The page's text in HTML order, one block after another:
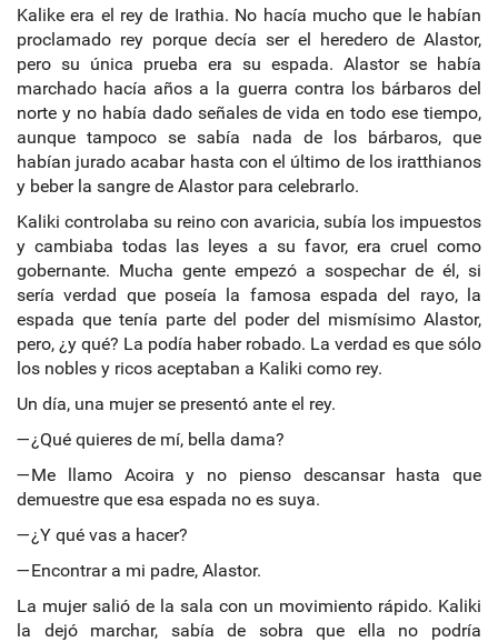
Kalike era el rey de Irathia. No hacía mucho que le habían
proclamado rey porque decía ser el heredero de Alastor,
pero su única prueba era su espada. Alastor se había
marchado hacía años a la guerra contra los bárbaros del
norte y no había dado señales de vida en todo ese tiempo,
aunque tampoco se sabía nada de los bárbaros, que
habían jurado acabar hasta con el último de los iratthianos
y beber la sangre de Alastor para celebrarlo.
Kaliki controlaba su reino con avaricia, subía los impuestos
y cambiaba todas las leyes a su favor, era cruel como
gobernante. Mucha gente empezó a sospechar de él, si
sería verdad que poseía la famosa espada del rayo, la
espada que tenía parte del poder del mismísimo Alastor,
pero, ¿y qué? La podía haber robado. La verdad es que sólo
los nobles y ricos aceptaban a Kaliki como rey.
Un día, una mujer se presentó ante el rey.
—¿Qué quieres de mí, bella dama?
—Me llamo Acoira y no pienso descansar hasta que
demuestre que esa espada no es suya.
—¿Y qué vas a hacer?
—Encontrar a mi padre, Alastor.
La mujer salió de la sala con un movimiento rápido. Kaliki
la dejó marchar, sabía de sobra que ella no podría